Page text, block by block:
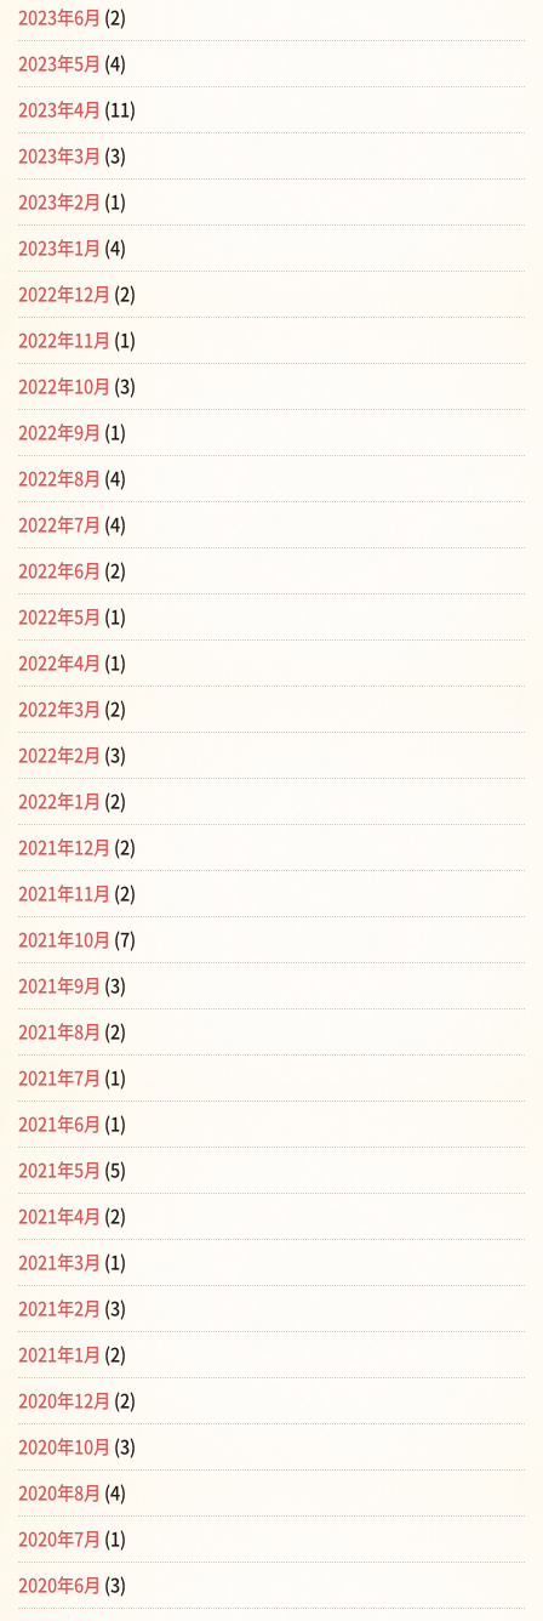
2023年6月 (2)
2023年5月 (4)
2023年4月 (11)
2023年3月 (3)
2023年2月 (1)
2023年1月 (4)
2022年12月 (2)
2022年11月 (1)
2022年10月 (3)
2022年9月 (1)
2022年8月 (4)
2022年7月 (4)
2022年6月 (2)
2022年5月 (1)
2022年4月 (1)
2022年3月 (2)
2022年2月 (3)
2022年1月 (2)
2021年12月 (2)
2021年11月 (2)
2021年10月 (7)
2021年9月 (3)
2021年8月 (2)
2021年7月 (1)
2021年6月 (1)
2021年5月 (5)
2021年4月 (2)
2021年3月 (1)
2021年2月 (3)
2021年1月 (2)
2020年12月 (2)
2020年10月 (3)
2020年8月 (4)
2020年7月 (1)
2020年6月 (3)